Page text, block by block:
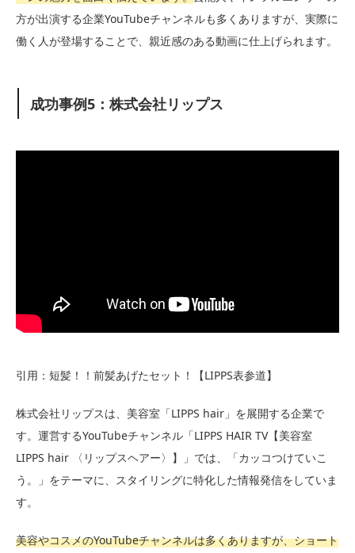
方が出演する企業YouTubeチャンネルも多くありますが、実際に
働く人が登場することで、親近感のある動画に仕上げられます。
成功事例5：株式会社リップス
引用：短髪！！前髪あげたセット！【LIPPS表参道】
株式会社リップスは、美容室「LIPPS hair」を展開する企業で
す。運営するYouTubeチャンネル「LIPPS HAIR TV【美容室
LIPPS hair 〈リップスヘアー〉】」では、「カッコつけていこ
う。」をテーマに、スタイリングに特化した情報発信をしていま
す。
美容やコスメのYouTubeチャンネルは多くありますが、ショート